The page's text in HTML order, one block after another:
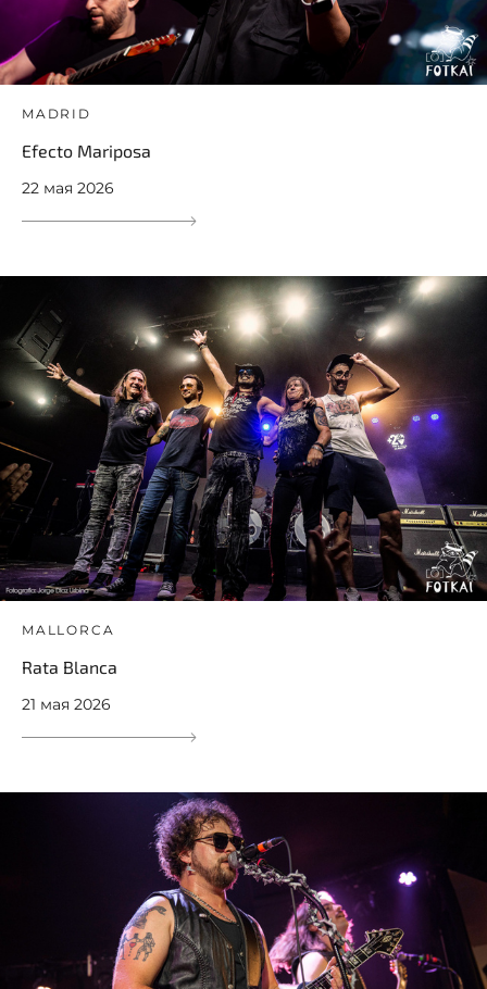
MADRID
Efecto Mariposa
22 мая 2026
MALLORCA
Rata Blanca
21 мая 2026